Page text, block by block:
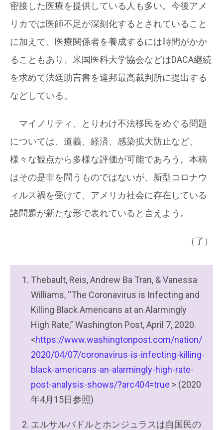
密接した医療を提供している人も多い。今後アメ
リカでは医師不足が深刻化するとされていること
に加えて、医療関係者を養成するには時間がかか
ることもあり、米国医科大学協会などはDACA継続
を求めて法廷助言書を連邦最高裁判所に提出する
などしている。
マイノリティ、とりわけ不法移民をめぐる問題
については、道義、経済、感染拡大防止など、
様々な観点から多様な評価が可能であろう。本稿
はその是非を問うものではないが、新型コロナウ
ィルス禍を受けて、アメリカ社会に存在している
諸問題が新たな形で表れていると言えよう。
（了）
Thebault, Reis, Andrew Ba Tran, & Vanessa
Williams, “The Coronavirus is Infecting and
Killing Black Americans at an Alarmingly
High Rate,” Washington Post, April 7, 2020.
<https://www.washingtonpost.com/nation/
2020/04/07/coronavirus-is-infecting-killing-
black-americans-an-alarmingly-high-rate-
post-analysis-shows/?arc404=true > (2020
年4月15日参照)
エルサルバドルとホンジュラスは自国民の